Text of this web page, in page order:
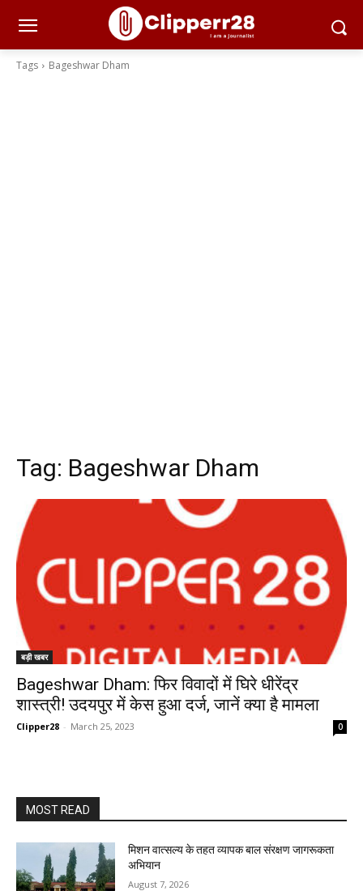
Tags Bageshwar Dham
Tag: Bageshwar Dham
बड़ी खबर
Bageshwar Dham: फिर विवादों में घिरे धीरेंद्र
शास्त्री! उदयपुर में केस हुआ दर्ज, जानें क्या है मामला
Clipper28 - March 25, 2023 0
MOST READ
मिशन वात्सल्य के तहत व्यापक बाल संरक्षण जागरूकता
अभियान
August 7, 2026